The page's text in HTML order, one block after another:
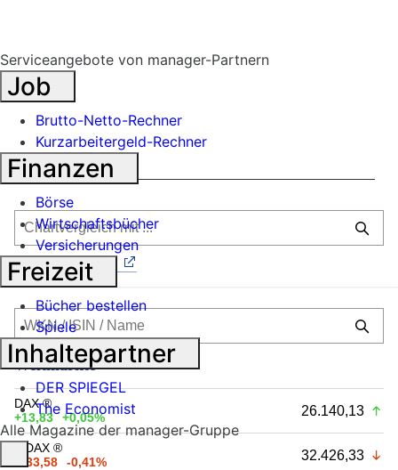
Alle Einzelwerte
Weltmärkte
DAX ®
+13,83
+0,05% 26.140,13
MDAX ®
-133,58
-0,41% 32.426,33
Serviceangebote von manager-Partnern
Job
Brutto-Netto-Rechner
Kurzarbeitergeld-Rechner
Finanzen
Börse
Wirtschaftsbücher
Versicherungen
Freizeit
Bücher bestellen
Spiele
Inhaltepartner
DER SPIEGEL
The Economist
Alle Magazine der manager-Gruppe